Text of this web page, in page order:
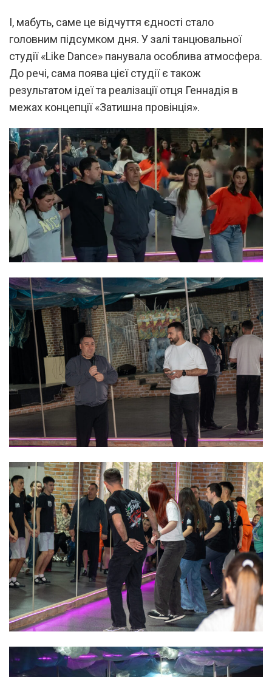
І, мабуть, саме це відчуття єдності стало
головним підсумком дня. У залі танцювальної
студії «Like Dance» панувала особлива атмосфера.
До речі, сама поява цієї студії є також
результатом ідеї та реалізації отця Геннадія в
межах концепції «Затишна провінція».